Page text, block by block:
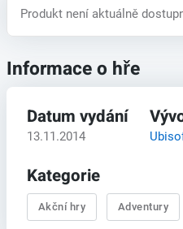
Produkt není aktuálně
Informace o hře
Datum vydání
13.11.2014
Kategorie
Akční hry Adventury